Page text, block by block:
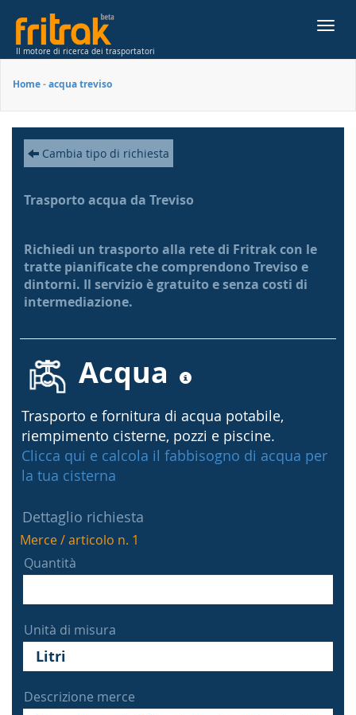
Il motore di ricerca dei trasportatori
Home-acqua treviso
Cambia tipo di richiesta
Trasporto acqua da Treviso
Richiedi un trasporto alla rete di Fritrak con le
tratte pianificate che comprendono Treviso e
dintorni. Il servizio è gratuito e senza costi di
intermediazione.
Acqua
Trasporto e fornitura di acqua potabile,
riempimento cisterne, pozzi e piscine.
Clicca qui e calcola il fabbisogno di acqua per
la tua cisterna
Dettaglio richiesta
Merce / articolo n. 1
Quantità
Unità di misura
Descrizione merce